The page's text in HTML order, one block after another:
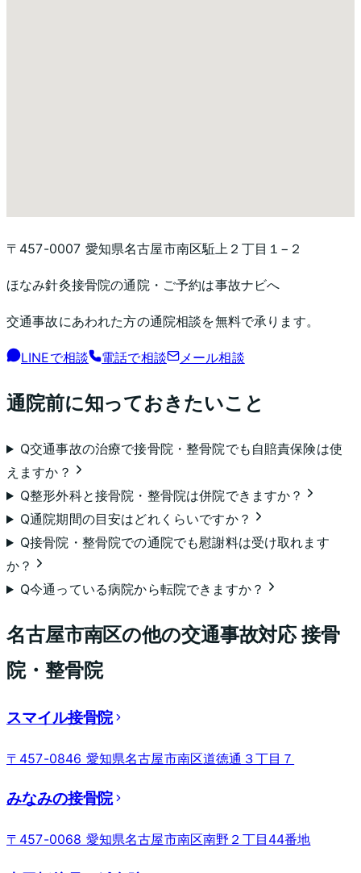
〒457-0007 愛知県名古屋市南区駈上２丁目１−２
ほなみ針灸接骨院の通院・ご予約は事故ナビへ
交通事故にあわれた方の通院相談を無料で承ります。
LINEで相談 電話で相談 メール相談
通院前に知っておきたいこと
Q交通事故の治療で接骨院・整骨院でも自賠責保険は使
えますか？
Q整形外科と接骨院・整骨院は併院できますか？
Q通院期間の目安はどれくらいですか？
Q接骨院・整骨院での通院でも慰謝料は受け取れます
か？
Q今通っている病院から転院できますか？
名古屋市南区の他の交通事故対応 接骨
院・整骨院
スマイル接骨院
〒457-0846 愛知県名古屋市南区道徳通３丁目７
みなみの接骨院
〒457-0068 愛知県名古屋市南区南野２丁目44番地